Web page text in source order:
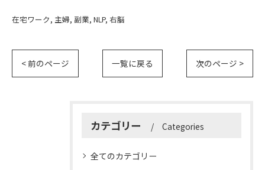
在宅ワーク 主婦 副業 NLP 右脳
< 前のページ 一覧に戻る 次のページ >
カテゴリー Categories
全てのカテゴリー